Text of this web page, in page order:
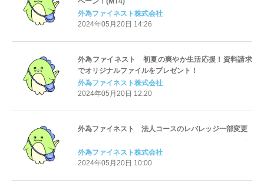
外為ファイネスト株式会社
2024年05月20日 14:26
外為ファイネスト 初夏の爽やか生活応援！資料請求
でオリジナルファイルをプレゼント！
外為ファイネスト株式会社
2024年05月20日 12:20
外為ファイネスト 法人コースのレバレッジ一部変更
外為ファイネスト株式会社
2024年05月20日 10:00